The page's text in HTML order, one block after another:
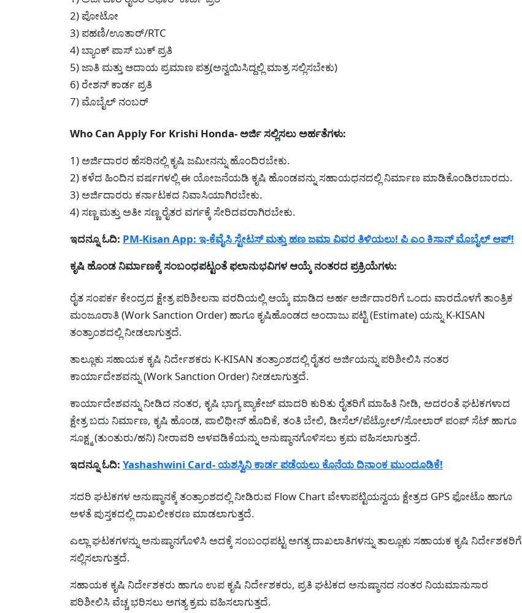
2) ಪೋಟೋ
3) ಪಹಣಿ/ಊತಾರ್/RTC
4) ಬ್ಯಾಂಕ್ ಪಾಸ್ ಬುಕ್ ಪ್ರತಿ
5) ಜಾತಿ ಮತ್ತು ಆದಾಯ ಪ್ರಮಾಣ ಪತ್ರ(ಅನ್ವಯಿಸಿದ್ದಲ್ಲಿ ಮಾತ್ರ ಸಲ್ಲಿಸಬೇಕು)
6) ರೇಶನ್ ಕಾರ್ಡ ಪ್ರತಿ
7) ಮೊಬೈಲ್ ನಂಬರ್
Who Can Apply For Krishi Honda- ಅರ್ಜಿ ಸಲ್ಲಿಸಲು ಅರ್ಹತೆಗಳು:
1) ಅರ್ಜಿದಾರರ ಹೆಸರಿನಲ್ಲಿ ಕೃಷಿ ಜಮೀನನ್ನು ಹೊಂದಿರಬೇಕು.
2) ಕಳೆದ ಹಿಂದಿನ ವರ್ಷಗಳಲ್ಲಿ ಈ ಯೋಜನೆಯಡಿ ಕೃಷಿ ಹೊಂಡವನ್ನು ಸಹಾಯಧನದಲ್ಲಿ ನಿರ್ಮಾಣ ಮಾಡಿಕೊಂಡಿರಬಾರದು.
3) ಅರ್ಜಿದಾರರು ಕರ್ನಾಟಕದ ನಿವಾಸಿಯಾಗಿರಬೇಕು.
4) ಸಣ್ಣ ಮತ್ತು ಅತೀ ಸಣ್ಣ ರೈತರ ವರ್ಗಕ್ಕೆ ಸೇರಿದವರಾಗಿರಬೇಕು.
ಇದನ್ನೂ ಓದಿ: PM-Kisan App: ಇ-ಕೆವೈಸಿ ಸ್ಟೇಟಸ್ ಮತ್ತು ಹಣ ಜಮಾ ವಿವರ ತಿಳಿಯಲು! ಪಿ ಎಂ ಕಿಸಾನ್ ಮೊಬೈಲ್ ಆಪ್!
ಕೃಷಿ ಹೊಂಡ ನಿರ್ಮಾಣಕ್ಕೆ ಸಂಬಂಧಪಟ್ಟಂತೆ ಫಲಾನುಭವಿಗಳ ಆಯ್ಕೆ ನಂತರದ ಪ್ರಕ್ರಿಯೆಗಳು:
ರೈತ ಸಂಪರ್ಕ ಕೇಂದ್ರದ ಕ್ಷೇತ್ರ ಪರಿಶೀಲನಾ ವರದಿಯಲ್ಲಿ ಆಯ್ಕೆ ಮಾಡಿದ ಅರ್ಹ ಅರ್ಜಿದಾರರಿಗೆ ಒಂದು ವಾರದೊಳಗೆ ತಾಂತ್ರಿಕ
ಮಂಜೂರಾತಿ (Work Sanction Order) ಹಾಗೂ ಕೃಷಿಹೊಂಡದ ಅಂದಾಜು ಪಟ್ಟಿ (Estimate) ಯನ್ನು K-KISAN
ತಂತ್ರಾಂಶದಲ್ಲಿ ನೀಡಲಾಗುತ್ತದೆ.
ತಾಲ್ಲೂಕು ಸಹಾಯಕ ಕೃಷಿ ನಿರ್ದೇಶಕರು K-KISAN ತಂತ್ರಾಂಶದಲ್ಲಿ ರೈತರ ಅರ್ಜಿಯನ್ನು ಪರಿಶೀಲಿಸಿ ನಂತರ
ಕಾರ್ಯಾದೇಶವನ್ನು (Work Sanction Order) ನೀಡಲಾಗುತ್ತದೆ.
ಕಾರ್ಯಾದೇಶವನ್ನು ನೀಡಿದ ನಂತರ, ಕೃಷಿ ಭಾಗ್ಯ ಪ್ಯಾಕೇಜ್ ಮಾದರಿ ಕುರಿತು ರೈತರಿಗೆ ಮಾಹಿತಿ ನೀಡಿ, ಅದರಂತೆ ಘಟಕಗಳಾದ
ಕ್ಷೇತ್ರ ಬದು ನಿರ್ಮಾಣ, ಕೃಷಿ ಹೊಂಡ, ಪಾಲಿಥೀನ್ ಹೊದಿಕೆ, ತಂತಿ ಬೇಲಿ, ಡೀಸೆಲ್/ಪೆಟ್ರೋಲ್/ಸೋಲಾರ್ ಪಂಪ್ ಸೆಟ್ ಹಾಗೂ
ಸೂಕ್ಷ್ಮ (ತುಂತುರು/ಹನಿ) ನೀರಾವರಿ ಅಳವಡಿಕೆಯನ್ನು ಅನುಷ್ಠಾನಗೊಳಿಸಲು ಕ್ರಮ ವಹಿಸಲಾಗುತ್ತದೆ.
ಇದನ್ನೂ ಓದಿ: Yashashwini Card- ಯಶಸ್ವಿನಿ ಕಾರ್ಡ ಪಡೆಯಲು ಕೊನೆಯ ದಿನಾಂಕ ಮುಂದೂಡಿಕೆ!
ಸದರಿ ಘಟಕಗಳ ಅನುಷ್ಠಾನಕ್ಕೆ ತಂತ್ರಾಂಶದಲ್ಲಿ ನೀಡಿರುವ Flow Chart ವೇಳಾಪಟ್ಟಿಯನ್ವಯ ಕ್ಷೇತ್ರದ GPS ಫೋಟೊ ಹಾಗೂ
ಅಳತೆ ಪುಸ್ತಕದಲ್ಲಿ ದಾಖಲೀಕರಣ ಮಾಡಲಾಗುತ್ತದೆ.
ಎಲ್ಲಾ ಘಟಕಗಳನ್ನು ಅನುಷ್ಠಾನಗೊಳಿಸಿ ಅದಕ್ಕೆ ಸಂಬಂಧಪಟ್ಟ ಅಗತ್ಯ ದಾಖಲಾತಿಗಳನ್ನು ತಾಲ್ಲೂಕು ಸಹಾಯಕ ಕೃಷಿ ನಿರ್ದೇಶಕರಿಗೆ
ಸಲ್ಲಿಸಲಾಗುತ್ತದೆ.
ಸಹಾಯಕ ಕೃಷಿ ನಿರ್ದೇಶಕರು ಹಾಗೂ ಉಪ ಕೃಷಿ ನಿರ್ದೇಶಕರು, ಪ್ರತಿ ಘಟಕದ ಅನುಷ್ಠಾನದ ನಂತರ ನಿಯಮಾನುಸಾರ
ಪರಿಶೀಲಿಸಿ ವೆಚ್ಚ ಭರಿಸಲು ಅಗತ್ಯ ಕ್ರಮ ವಹಿಸಲಾಗುತ್ತದೆ.